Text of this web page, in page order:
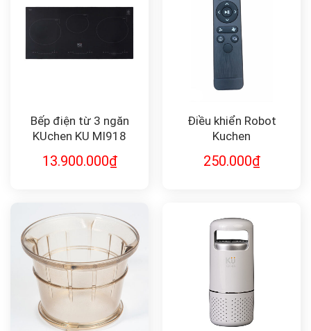
Bếp điện từ 3 ngăn
KUchen KU MI918
13.900.000₫
Điều khiển Robot
Kuchen
250.000₫